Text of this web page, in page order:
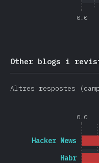
0.0
Other blogs i
Altres respostes
0.0
Habr
Hacker News